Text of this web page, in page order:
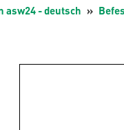
asw24 - deutsch